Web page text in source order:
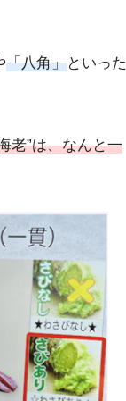
「八角」といった
老”は、なんと一